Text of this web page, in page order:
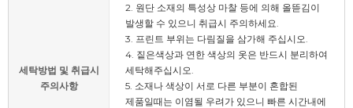
세탁방법 및 취급시
주의사항
2. 원단 소재의 특성상 마찰 등에 의해 올뜯김이
발생할 수 있으니 취급시 주의하세요.
3. 프린트 부위는 다림질을 삼가해 주십시오.
4. 짙은색상과 연한 색상의 옷은 반드시 분리하여
세탁해주십시오.
5. 소재나 색상이 서로 다른 부분이 혼합된
제품일때는 이염될 우려가 있으니 빠른 시간내에